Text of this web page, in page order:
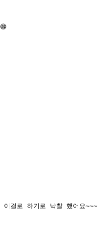
걸로 하기로 낙찰 했어요~~~